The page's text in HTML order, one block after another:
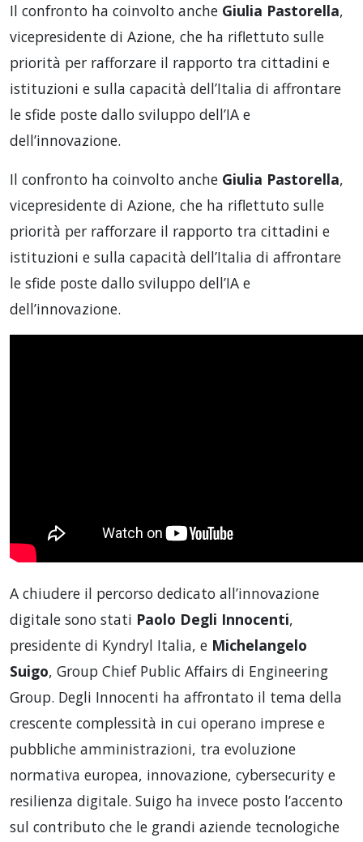
Il confronto ha coinvolto anche Giulia Pastorella,
vicepresidente di Azione, che ha riflettuto sulle
priorità per rafforzare il rapporto tra cittadini e
istituzioni e sulla capacità dell’Italia di affrontare
le sfide poste dallo sviluppo dell’IA e
dell’innovazione.
Il confronto ha coinvolto anche Giulia Pastorella,
vicepresidente di Azione, che ha riflettuto sulle
priorità per rafforzare il rapporto tra cittadini e
istituzioni e sulla capacità dell’Italia di affrontare
le sfide poste dallo sviluppo dell’IA e
dell’innovazione.
A chiudere il percorso dedicato all’innovazione
digitale sono stati Paolo Degli Innocenti,
presidente di Kyndryl Italia, e Michelangelo
Suigo, Group Chief Public Affairs di Engineering
Group. Degli Innocenti ha affrontato il tema della
crescente complessità in cui operano imprese e
pubbliche amministrazioni, tra evoluzione
normativa europea, innovazione, cybersecurity e
resilienza digitale. Suigo ha invece posto l’accento
sul contributo che le grandi aziende tecnologiche